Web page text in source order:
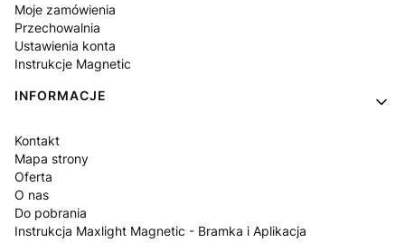
Moje zamówienia
Przechowalnia
Ustawienia konta
Instrukcje Magnetic
INFORMACJE
Kontakt
Mapa strony
Oferta
O nas
Do pobrania
Instrukcja Maxlight Magnetic - Bramka i Aplikacja